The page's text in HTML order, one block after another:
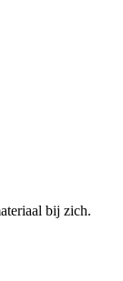
bij zich.